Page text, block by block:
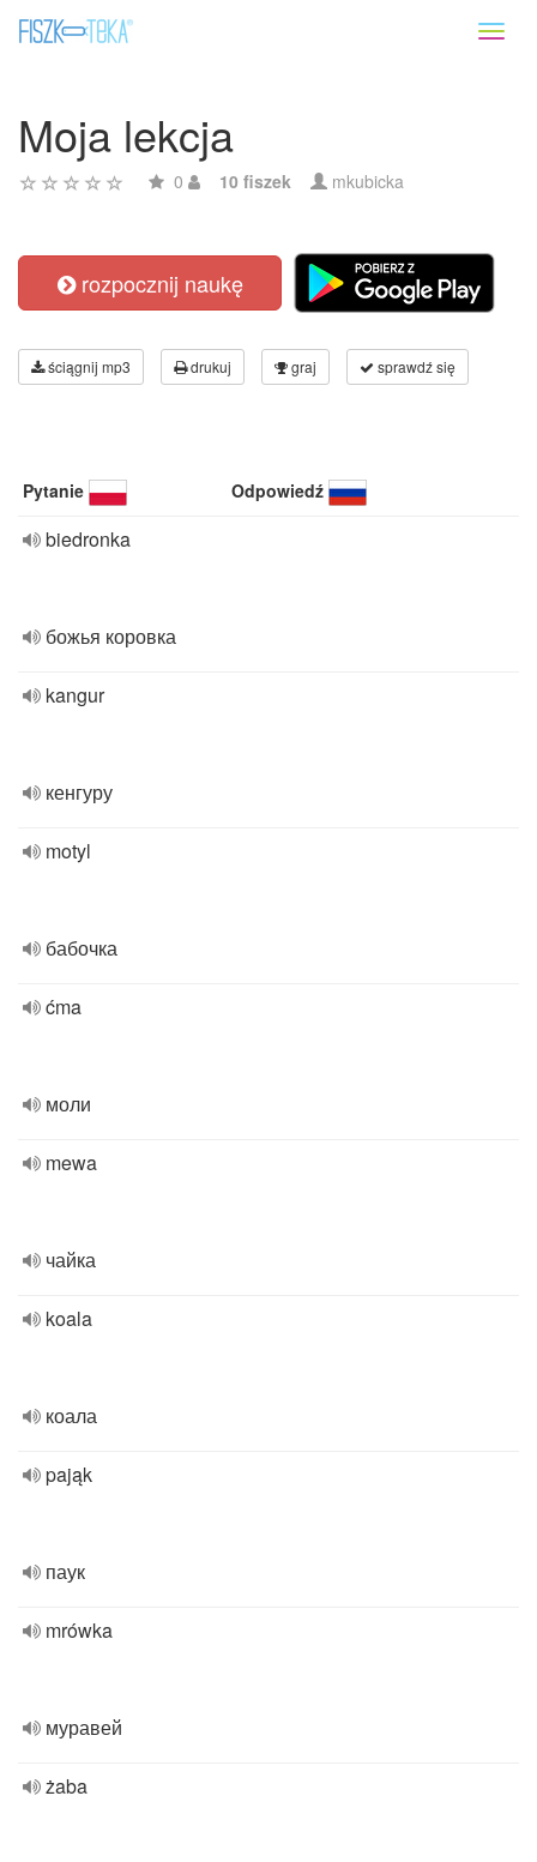
Moja lekcja
0 10 fiszek mkubicka
rozpocznij naukę
ściągnij mp3 drukuj graj sprawdź się
Pytanie Odpowiedź
biedronka
божья коровка
kangur
кенгуру
motyl
бабочка
ćma
моли
mewa
чайка
koala
коала
pająk
паук
mrówka
муравей
żaba